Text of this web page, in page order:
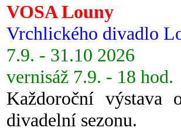
VOSA Louny
Vrchlického divadlo
7.9. - 31.10 2026
vernisáž 7.9. - 18 hod.
Každoroční výstava
divadelní sezonu.